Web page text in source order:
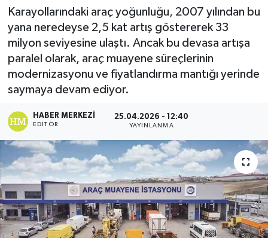
Karayollarındaki araç yoğunluğu, 2007 yılından bu
yana neredeyse 2,5 kat artış göstererek 33
milyon seviyesine ulaştı. Ancak bu devasa artışa
paralel olarak, araç muayene süreçlerinin
modernizasyonu ve fiyatlandırma mantığı yerinde
saymaya devam ediyor.
HABER MERKEZI
EDITÖR
25.04.2026 - 12:40
YAYINLANMA
Özel
Resmi İlanlar
Sağlık
Siyaset
Spor
Yaşam
Yerel Yönetimler
Yurttan